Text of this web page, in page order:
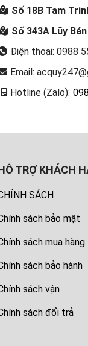
Số 18B Tam
Số 343A Lũy
Điện thoại: 0988
Email:
Hotline (Zalo):
TRỢ KHÁCH
SÁCH
sách bảo mật
sách mua hàng
sách bảo hành
sách vận
sách đổi trả